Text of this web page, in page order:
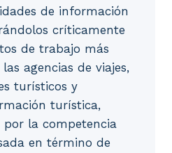
de información
críticamente
de trabajo más
agencias de viajes,
turísticos y
turística,
por la competencia
en término de